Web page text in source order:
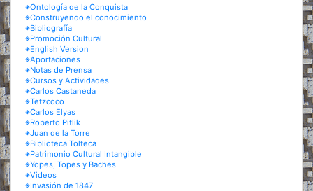
※Ontología de la Conquista
※Construyendo el conocimiento
※Bibliografía
※Promoción Cultural
※English Version
※Aportaciones
※Notas de Prensa
※Cursos y Actividades
※Carlos Castaneda
※Tetzcoco
※Carlos Elyas
※Roberto Pitlik
※Juan de la Torre
※Biblioteca Tolteca
※Patrimonio Cultural Intangible
※Yopes, Topes y Baches
※Videos
※Invasión de 1847